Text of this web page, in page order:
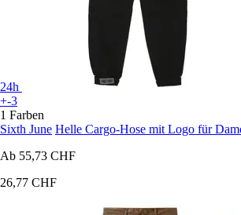
24h
+-3
1 Farben
Sixth June Helle Cargo-Hose mit Logo für
Ab 55,73 CHF
26,77 CHF